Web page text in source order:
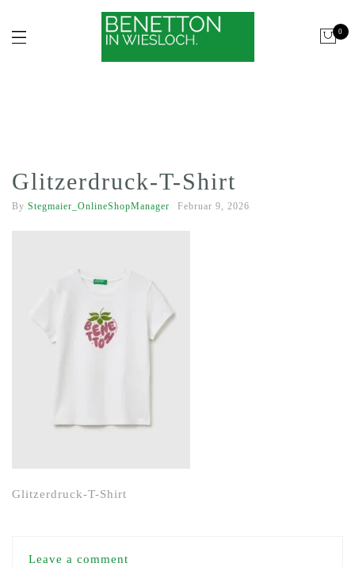
0
Glitzerdruck-T-Shirt
By Stegmaier_OnlineShopManager Februar 9, 2026
Glitzerdruck-T-Shirt
Leave a comment